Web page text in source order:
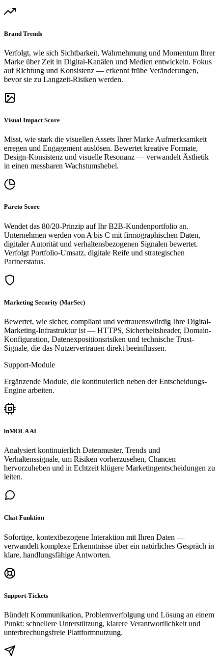
Brand Trends
Verfolgt, wie sich Sichtbarkeit, Wahrnehmung und Momentum Ihrer
Marke über Zeit in Digital-Kanälen und Medien entwickeln. Fokus
auf Richtung und Konsistenz — erkennt frühe Veränderungen,
bevor sie zu Langzeit-Risiken werden.
Visual Impact Score
Misst, wie stark die visuellen Assets Ihrer Marke Aufmerksamkeit
erregen und Engagement auslösen. Bewertet kreative Formate,
Design-Konsistenz und visuelle Resonanz — verwandelt Ästhetik
in einen messbaren Wachstumshebel.
Pareto Score
Wendet das 80/20-Prinzip auf Ihr B2B-Kundenportfolio an.
Unternehmen werden von A bis C mit firmographischen Daten,
digitaler Autorität und verhaltensbezogenen Signalen bewertet.
Verfolgt Portfolio-Umsatz, digitale Reife und strategischen
Partnerstatus.
Marketing Security (MarSec)
Bewertet, wie sicher, compliant und vertrauenswürdig Ihre Digital-
Marketing-Infrastruktur ist — HTTPS, Sicherheitsheader, Domain-
Konfiguration, Datenexpositionsrisiken und technische Trust-
Signale, die das Nutzervertrauen direkt beeinflussen.
Support-Module
Ergänzende Module, die kontinuierlich neben der Entscheidungs-
Engine arbeiten.
inMOLA AI
Analysiert kontinuierlich Datenmuster, Trends und
Verhaltenssignale, um Risiken vorherzusehen, Chancen
hervorzuheben und in Echtzeit klügere Marketingentscheidungen zu
leiten.
Chat-Funktion
Sofortige, kontextbezogene Interaktion mit Ihren Daten —
verwandelt komplexe Erkenntnisse über ein natürliches Gespräch in
klare, handlungsfähige Antworten.
Support-Tickets
Bündelt Kommunikation, Problemverfolgung und Lösung an einem
Punkt: schnellere Unterstützung, klarere Verantwortlichkeit und
unterbrechungsfreie Plattformnutzung.